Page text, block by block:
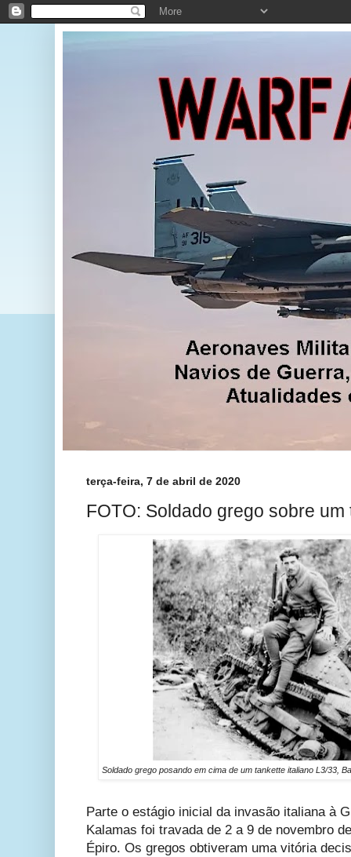
terça-feira, 7 de abril de 2020
FOTO: Soldado grego sobre um
Soldado grego posando em cima de um tankette italiano L3/33,
Parte o estágio inicial da invasão italiana à
Kalamas foi travada de 2 a 9 de novembro
Épiro. Os gregos obtiveram uma vitória